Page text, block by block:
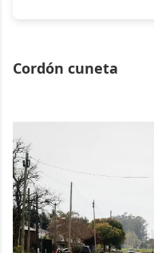
Cordón cuneta